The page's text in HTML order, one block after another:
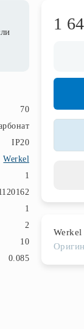
70
IP20
Werkel
1
1
2
10
0.085
1
Werkel